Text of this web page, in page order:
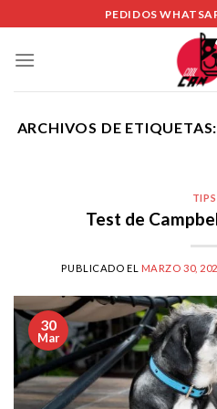
to
content
PEDIDOS
ARCHIVOS DE ETIQUETAS:
TIPS
Test de
PUBLICADO EL MARZO 30,
30
Mar